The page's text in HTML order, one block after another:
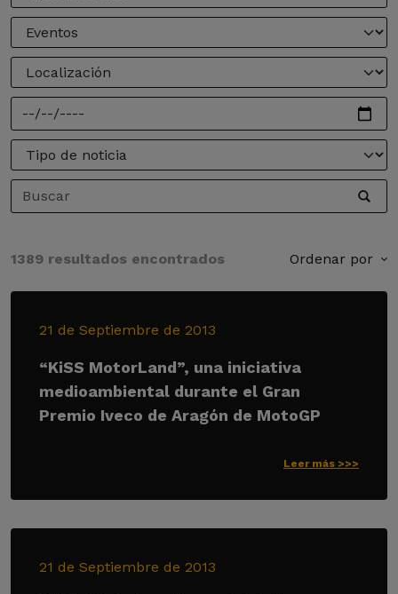
1389 resultados encontrados Ordenar por
21 de Septiembre de 2013
“KiSS MotorLand”, una iniciativa
medioambiental durante el Gran
Premio Iveco de Aragón de MotoGP
Leer más >>>
21 de Septiembre de 2013